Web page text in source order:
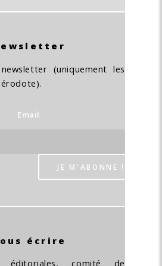
(uniquement les
Email
écrire
éditoriales, comité de